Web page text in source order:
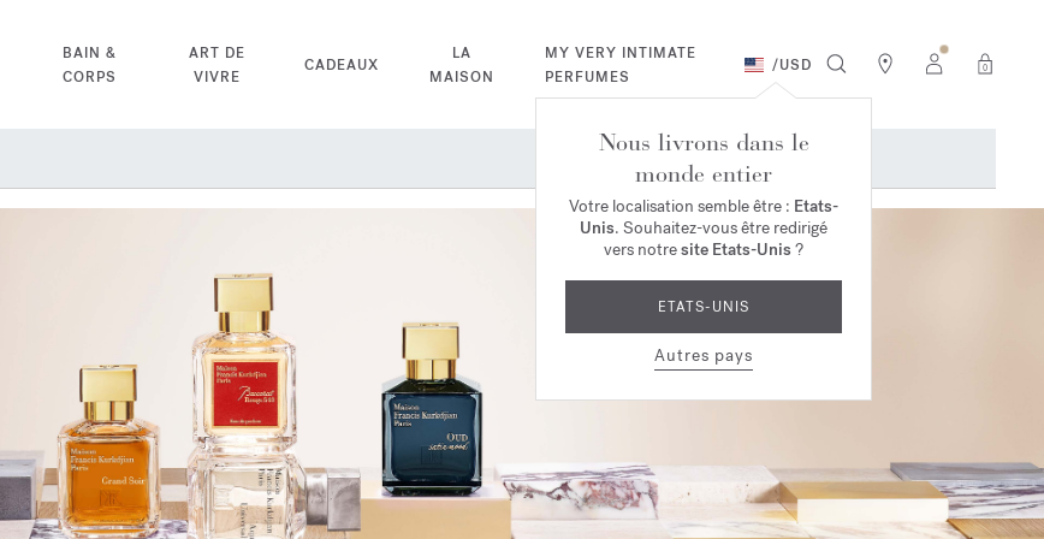
BAIN &
CORPS
ART DE
VIVRE
CADEAUX
LA
MAISON
MY VERY INTIMATE
PERFUMES
/USD 0
Nous livrons dans le
monde entier
Votre localisation semble être : Etats-
Unis. Souhaitez-vous être redirigé
vers notresite Etats-Unis ?
ETATS-UNIS
Autres pays